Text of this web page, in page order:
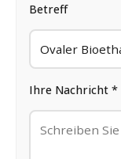
Betreff
Ihre Nachricht *